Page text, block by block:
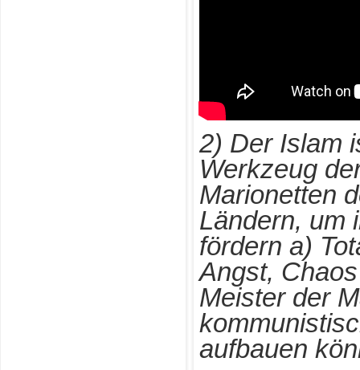
2) Der Islam
Werkzeug
Marionetten
Ländern, um
fördern a)
Angst,
Meister der
aufbauen